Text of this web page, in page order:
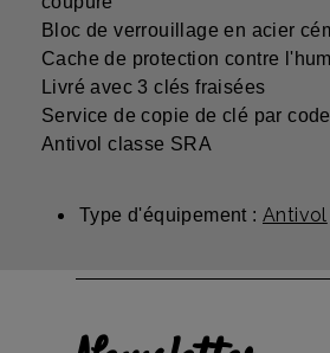
Bloc de verrouillage en acier
Cache de protection contre
Livré avec 3 clés fraisées
Service de copie de clé par
Antivol classe SRA
Type d'équipement : Antivol